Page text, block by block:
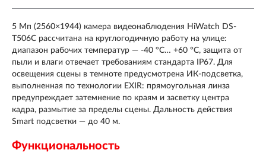
5 Мп (2560×1944) камера видеонаблюдения HiWatch DS-
T506С рассчитана на круглогодичную работу на улице:
диапазон рабочих температур — -40 °C… +60 °C, защита от
пыли и влаги отвечает требованиям стандарта IP67. Для
освещения сцены в темноте предусмотрена ИК-подсветка,
выполненная по технологии EXIR: прямоугольная линза
предупреждает затемнение по краям и засветку центра
кадра, размытие за пределы сцены. Дальность действия
Smart подсветки — до 40 м.
Функциональность